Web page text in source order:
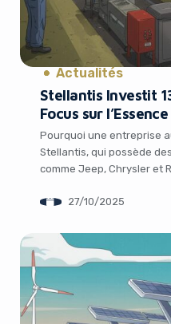
Actualités
Stellantis Investit
Focus sur l’Essence
Pourquoi une entreprise
Stellantis, qui possède
comme Jeep, Chrysler et
que sur l’électrification ?
vers un avenir tout
communiqué,
27/10/2025